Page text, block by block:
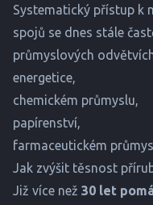
Systematický přístup k
spojů se dnes stále
průmyslových
energetice,
chemickém průmyslu,
papírenství,
farmaceutickém
Jak zvýšit těsnost
Již více než 30 let